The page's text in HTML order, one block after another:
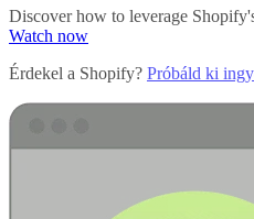
Discover how to leverage
Watch now
Érdekel a Shopify? Próbáld ki